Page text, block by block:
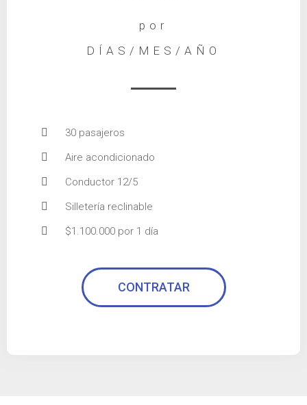
por
DÍAS/MES/AÑO
30 pasajeros
Aire acondicionado
Conductor 12/5
Silletería reclinable
$1.100.000 por 1 día
CONTRATAR